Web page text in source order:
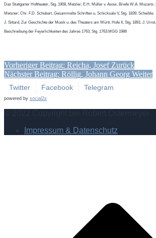
Das Stuttgarter Hoftheater, Stg. 1908, Metzler; E.H. Müller v. Asow, Briefe W.A. Mozarts ;
Metzner; Chr. F.D. Schubart, Gesammelte Schriften u. Schicksale V, Stg. 1839, Scheible;
J. Sittard, Zur Geschichte der Musik u. des Theaters am Württ. Hofe II, Stg. 1891; J. Uriot,
Beschreibung der Feyerlichkeiten des Jahres 1763, Stg. 1763.MGG 1986
Vorheriger Beitrag: Reicha, Josef Zurück
Nächster Beitrag: Röllig, Johann Georg Weiter
Twitter Facebook Telegram
powered by social2s
Impressum & Datenschutz